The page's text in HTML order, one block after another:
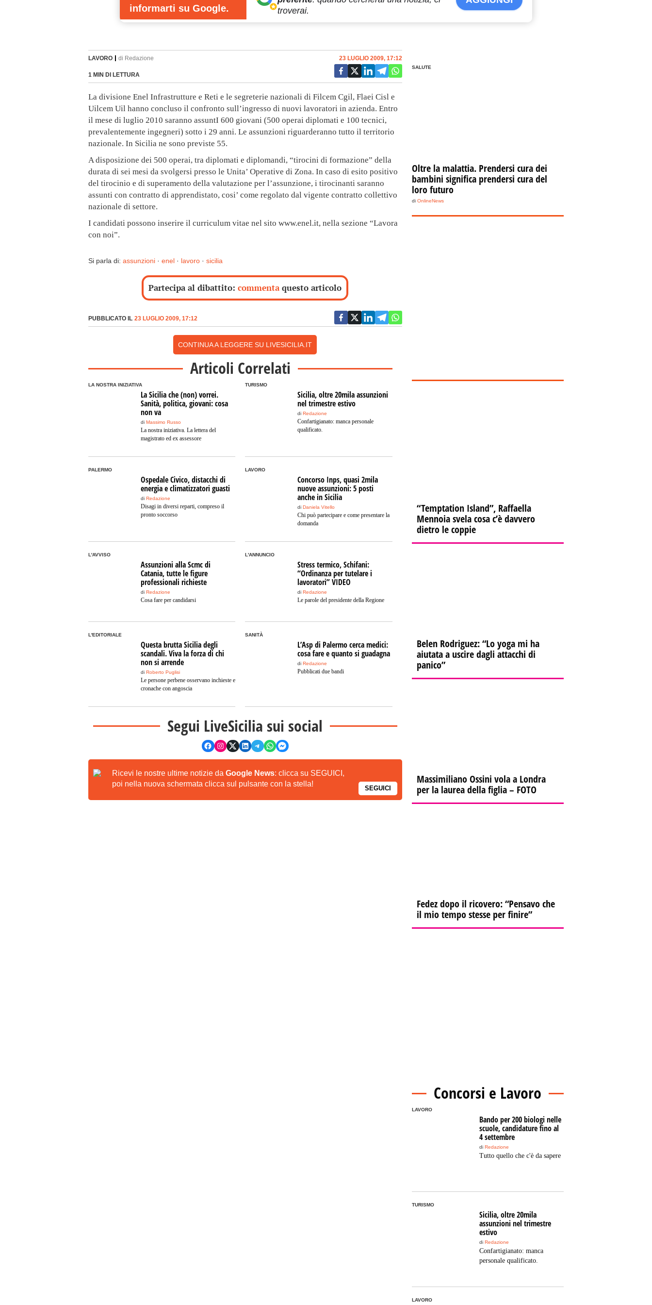
informarti su Google.
troverai.
LAVORO di Redazione
1 MIN DI LETTURA
23 LUGLIO 2009, 17:12
La divisione Enel Infrastrutture e Reti e le segreterie nazionali di Filcem Cgil, Flaei Cisl e
Uilcem Uil hanno concluso il confronto sull’ingresso di nuovi lavoratori in azienda. Entro
il mese di luglio 2010 saranno assuntI 600 giovani (500 operai diplomati e 100 tecnici,
prevalentemente ingegneri) sotto i 29 anni. Le assunzioni riguarderanno tutto il territorio
nazionale. In Sicilia ne sono previste 55.
A disposizione dei 500 operai, tra diplomati e diplomandi, “tirocini di formazione” della
durata di sei mesi da svolgersi presso le Unita’ Operative di Zona. In caso di esito positivo
del tirocinio e di superamento della valutazione per l’assunzione, i tirocinanti saranno
assunti con contratto di apprendistato, cosi’ come regolato dal vigente contratto collettivo
nazionale di settore.
I candidati possono inserire il curriculum vitae nel sito www.enel.it, nella sezione “Lavora
con noi”.
Si parla di: assunzioni · enel · lavoro · sicilia
Partecipa al dibattito:commentaquesto articolo
PUBBLICATO IL 23 LUGLIO 2009, 17:12
CONTINUA A LEGGERE SU LIVESICILIA.IT
Articoli Correlati
LA NOSTRA INIZIATIVA
La Sicilia che (non) vorrei.
Sanità, politica, giovani: cosa
non va
di Massimo Russo
La nostra iniziativa. La lettera del
magistrato ed ex assessore
TURISMO
Sicilia, oltre 20mila assunzioni
nel trimestre estivo
diRedazione
Confartigianato: manca personale
qualificato.
PALERMO
Ospedale Civico, distacchi di
energia e climatizzatori guasti
di Redazione
Disagi in diversi reparti, compreso il
pronto soccorso
LAVORO
Concorso Inps, quasi 2mila
nuove assunzioni: 5 posti
anche in Sicilia
diDaniela Vitello
Chi può partecipare e come presentare la
domanda
L'AVVISO
Assunzioni alla Scmc di
Catania, tutte le figure
professionali richieste
di Redazione
Cosa fare per candidarsi
L'ANNUNCIO
Stress termico, Schifani:
“Ordinanza per tutelare i
lavoratori” VIDEO
diRedazione
Le parole del presidente della Regione
L'EDITORIALE
Questa brutta Sicilia degli
scandali. Viva la forza di chi
non si arrende
di Roberto Puglisi
Le persone perbene osservano inchieste e
cronache con angoscia
SANITÀ
L’Asp di Palermo cerca medici:
cosa fare e quanto si guadagna
diRedazione
Pubblicati due bandi
Segui LiveSicilia sui social
Ricevi le nostre ultime notizie da Google News: clicca su SEGUICI,
poi nella nuova schermata clicca sul pulsante con la stella!
SEGUICI
SALUTE
Oltre la malattia. Prendersi cura dei
bambini significa prendersi cura del
loro futuro
di OnlineNews
“Temptation Island”, Raffaella
Mennoia svela cosa c’è davvero
dietro le coppie
Belen Rodriguez: “Lo yoga mi ha
aiutata a uscire dagli attacchi di
panico”
Massimiliano Ossini vola a Londra
per la laurea della figlia – FOTO
Fedez dopo il ricovero: “Pensavo che
il mio tempo stesse per finire”
Concorsi e Lavoro
LAVORO
Bando per 200 biologi nelle
scuole, candidature fino al
4 settembre
di Redazione
Tutto quello che c'è da sapere
TURISMO
Sicilia, oltre 20mila
assunzioni nel trimestre
estivo
di Redazione
Confartigianato: manca
personale qualificato.
LAVORO